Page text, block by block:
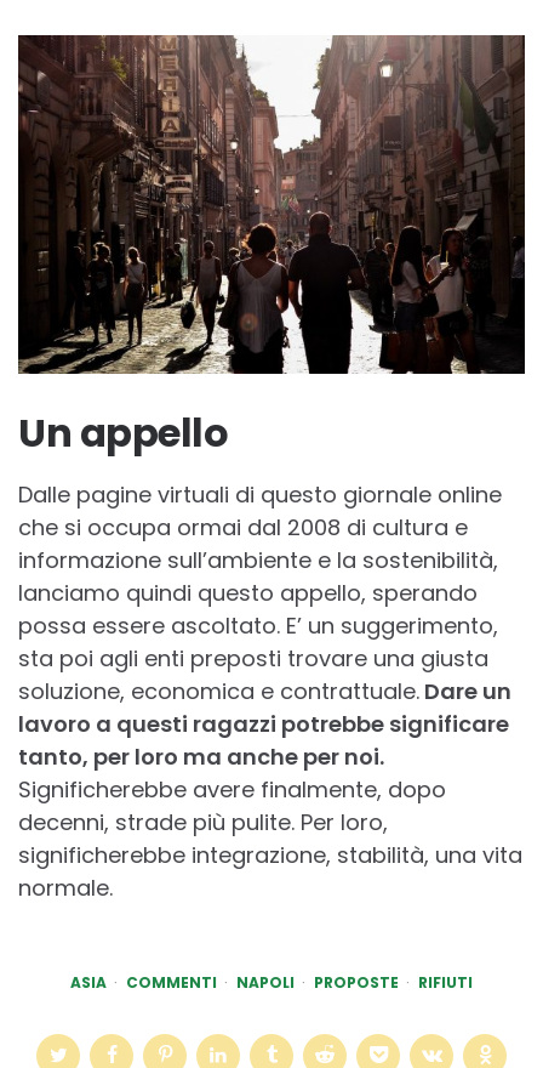
Un appello
Dalle pagine virtuali di questo giornale online
che si occupa ormai dal 2008 di cultura e
informazione sull’ambiente e la sostenibilità,
lanciamo quindi questo appello, sperando
possa essere ascoltato. E’ un suggerimento,
sta poi agli enti preposti trovare una giusta
soluzione, economica e contrattuale. Dare un
lavoro a questi ragazzi potrebbe significare
tanto, per loro ma anche per noi.
Significherebbe avere finalmente, dopo
decenni, strade più pulite. Per loro,
significherebbe integrazione, stabilità, una vita
normale.
ASIA COMMENTI NAPOLI PROPOSTE RIFIUTI